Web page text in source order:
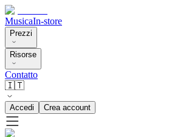
MusicaIn-store
Prezzi
Risorse
Contatto
🇮🇹
Accedi Crea account